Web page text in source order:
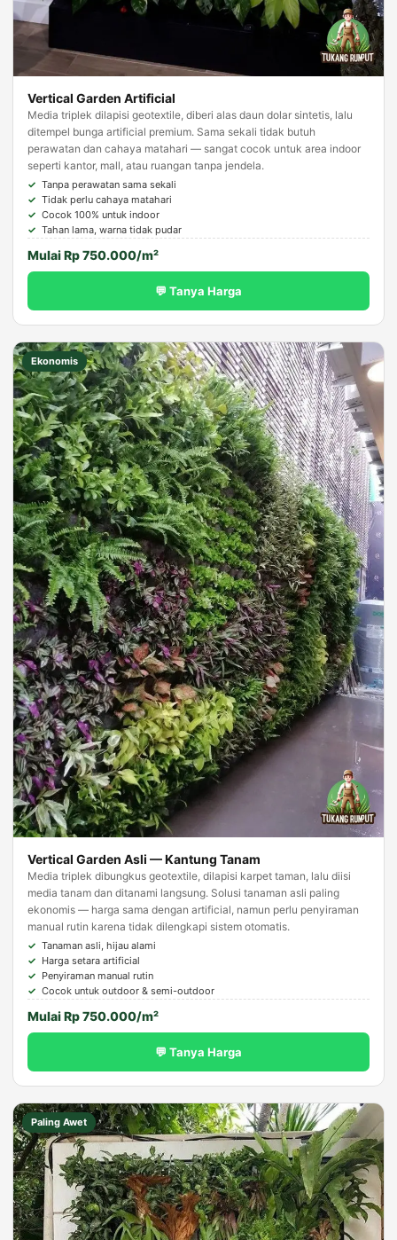
Vertical Garden Artificial
Media triplek dilapisi geotextile, diberi alas daun dolar sintetis, lalu
ditempel bunga artificial premium. Sama sekali tidak butuh
perawatan dan cahaya matahari — sangat cocok untuk area indoor
seperti kantor, mall, atau ruangan tanpa jendela.
Tanpa perawatan sama sekali
Tidak perlu cahaya matahari
Cocok 100% untuk indoor
Tahan lama, warna tidak pudar
Mulai Rp 750.000/m²
💬 Tanya Harga
Ekonomis
Vertical Garden Asli — Kantung Tanam
Media triplek dibungkus geotextile, dilapisi karpet taman, lalu diisi
media tanam dan ditanami langsung. Solusi tanaman asli paling
ekonomis — harga sama dengan artificial, namun perlu penyiraman
manual rutin karena tidak dilengkapi sistem otomatis.
Tanaman asli, hijau alami
Harga setara artificial
Penyiraman manual rutin
Cocok untuk outdoor & semi-outdoor
Mulai Rp 750.000/m²
💬 Tanya Harga
Paling Awet